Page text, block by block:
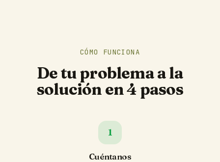
CÓMO FUNCIONA
De tu problema a la
solución en 4 pasos
1
Cuéntanos